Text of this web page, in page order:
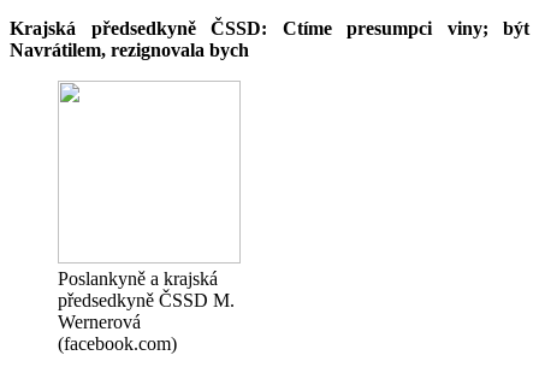
Krajská předsedkyně ČSSD: Ctíme presumpci viny; být
Navrátilem, rezignovala bych
Poslankyně a krajská
předsedkyně ČSSD M.
Wernerová
(facebook.com)